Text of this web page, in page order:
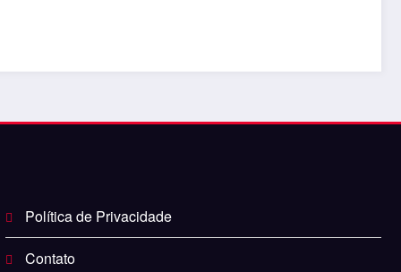
Política de Privacidade
Contato